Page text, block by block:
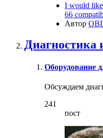
I would
66
Автор
Диагностика
Оборудование
Обсуждаем
241
пост